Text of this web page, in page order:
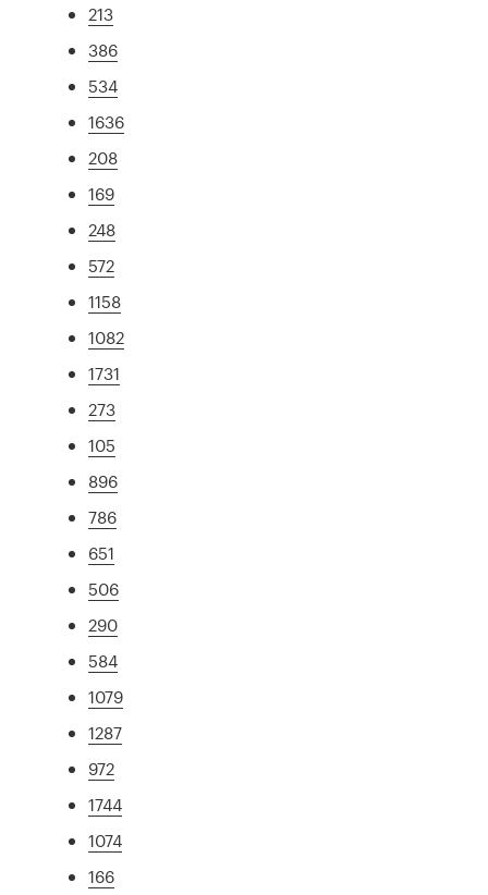
213
386
534
1636
208
169
248
572
1158
1082
1731
273
105
896
786
651
506
290
584
1079
1287
972
1744
1074
166